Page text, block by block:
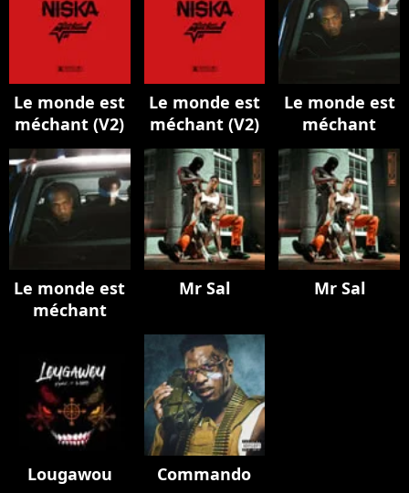
Le monde est
méchant (V2)
Le monde est
méchant (V2)
Le monde est
méchant
Le monde est
méchant
Mr Sal Mr Sal
Lougawou Commando